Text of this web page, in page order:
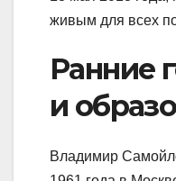
живым для всех
Ранние
и
Владимир